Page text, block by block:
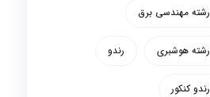
رشته مهندسی برق
رشته هوشبری رندو
رندو کنکور